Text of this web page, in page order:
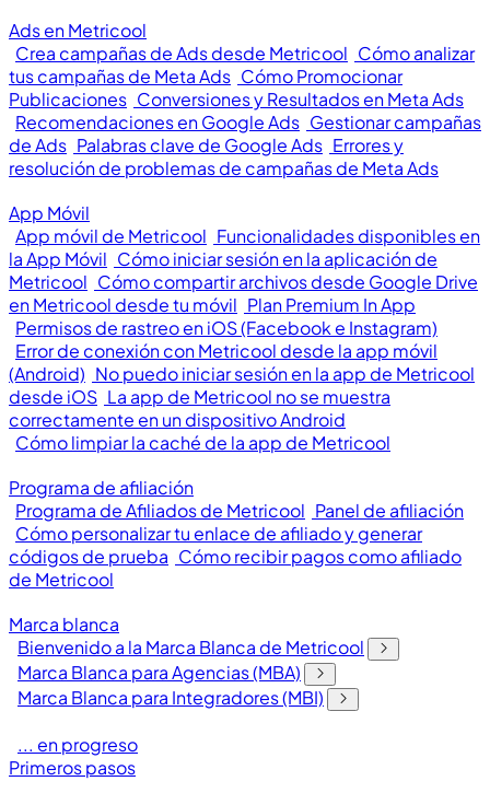
Ads en Metricool
Crea campañas de Ads desde Metricool Cómo analizar
tus campañas de Meta Ads Cómo Promocionar
Publicaciones Conversiones y Resultados en Meta Ads
Recomendaciones en Google Ads Gestionar campañas
de Ads Palabras clave de Google Ads Errores y
resolución de problemas de campañas de Meta Ads
App Móvil
App móvil de Metricool Funcionalidades disponibles en
la App Móvil Cómo iniciar sesión en la aplicación de
Metricool Cómo compartir archivos desde Google Drive
en Metricool desde tu móvil Plan Premium In App
Permisos de rastreo en iOS (Facebook e Instagram)
Error de conexión con Metricool desde la app móvil
(Android) No puedo iniciar sesión en la app de Metricool
desde iOS La app de Metricool no se muestra
correctamente en un dispositivo Android
Cómo limpiar la caché de la app de Metricool
Programa de afiliación
Programa de Afiliados de Metricool Panel de afiliación
Cómo personalizar tu enlace de afiliado y generar
códigos de prueba Cómo recibir pagos como afiliado
de Metricool
Marca blanca
Bienvenido a la Marca Blanca de Metricool
Marca Blanca para Agencias (MBA)
Marca Blanca para Integradores (MBI)
... en progreso
Primeros pasos